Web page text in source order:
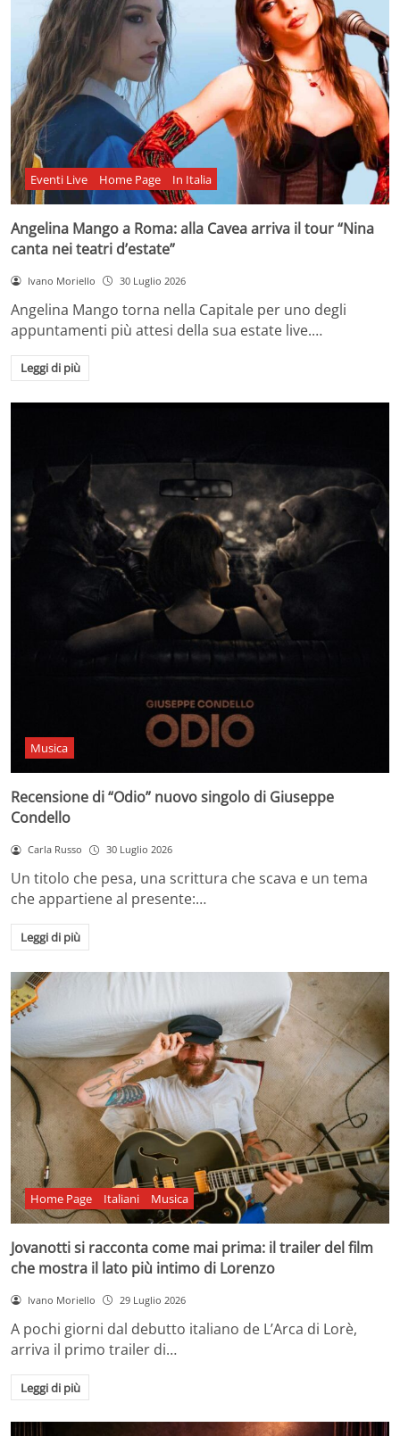
Eventi Live Home Page In Italia
Angelina Mango a Roma: alla Cavea arriva il tour “Nina
canta nei teatri d’estate”
Ivano Moriello 30 Luglio 2026
Angelina Mango torna nella Capitale per uno degli
appuntamenti più attesi della sua estate live.…
Leggi di più
Musica
Recensione di “Odio” nuovo singolo di Giuseppe
Condello
Carla Russo 30 Luglio 2026
Un titolo che pesa, una scrittura che scava e un tema
che appartiene al presente:…
Leggi di più
Home Page Italiani Musica
Jovanotti si racconta come mai prima: il trailer del film
che mostra il lato più intimo di Lorenzo
Ivano Moriello 29 Luglio 2026
A pochi giorni dal debutto italiano de L’Arca di Lorè,
arriva il primo trailer di…
Leggi di più